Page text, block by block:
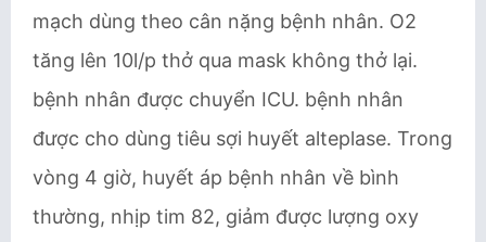
mạch dùng theo cân nặng bệnh nhân. O2
tăng lên 10l/p thở qua mask không thở lại.
bệnh nhân được chuyển ICU. bệnh nhân
được cho dùng tiêu sợi huyết alteplase. Trong
vòng 4 giờ, huyết áp bệnh nhân về bình
thường, nhịp tim 82, giảm được lượng oxy